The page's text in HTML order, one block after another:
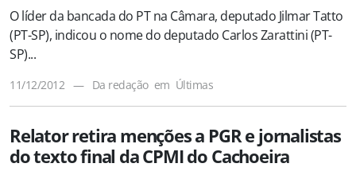
O líder da bancada do PT na Câmara, deputado Jilmar Tatto
(PT-SP), indicou o nome do deputado Carlos Zarattini (PT-
SP)...
11/12/2012 — Da redação em Últimas
Relator retira menções a PGR e jornalistas
do texto final da CPMI do Cachoeira